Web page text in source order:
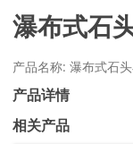
瀑布式石
产品名称: 瀑布式石
产品详情
相关产品